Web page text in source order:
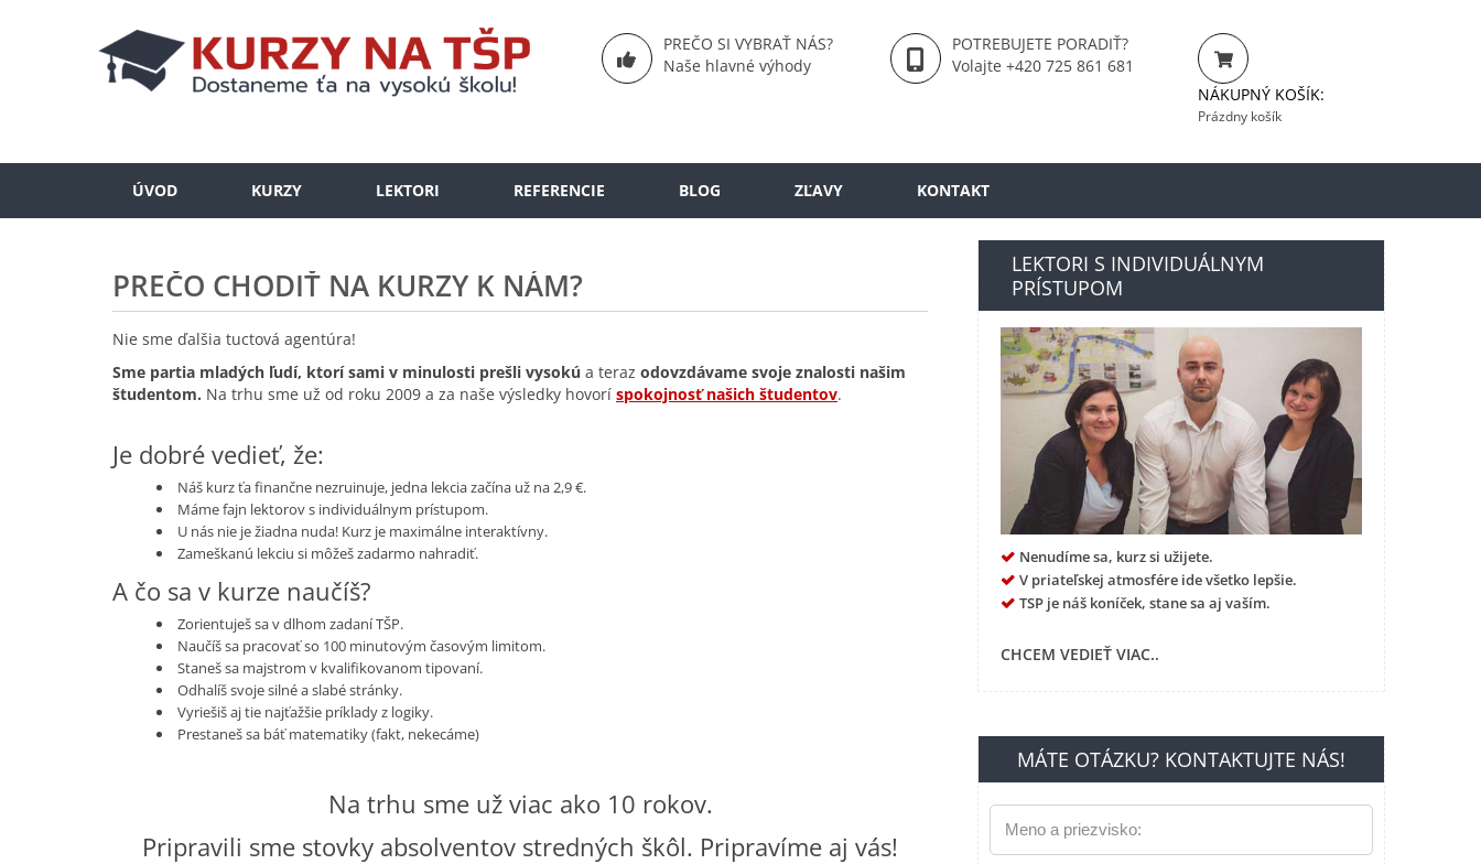
PREČO SI VYBRAŤ NÁS?
Naše hlavné výhody
POTREBUJETE PORADIŤ?
Volajte +420 725 861 681
NÁKUPNÝ KOŠÍK:
Prázdny košík
ÚVOD KURZY LEKTORI REFERENCIE BLOG ZĽAVY KONTAKT
PREČO CHODIŤ NA KURZY K NÁM?
Nie sme ďalšia tuctová agentúra!
Sme partia mladých ľudí, ktorí sami v minulosti prešli vysokú a teraz odovzdávame svoje znalosti našim
študentom. Na trhu sme už od roku 2009 a za naše výsledky hovorí spokojnosť našich študentov.
Je dobré vedieť, že:
Náš kurz ťa finančne nezruinuje, jedna lekcia začína už na 2,9 €.
Máme fajn lektorov s individuálnym prístupom.
U nás nie je žiadna nuda! Kurz je maximálne interaktívny.
Zameškanú lekciu si môžeš zadarmo nahradiť.
A čo sa v kurze naučíš?
Zorientuješ sa v dlhom zadaní TŠP.
Naučíš sa pracovať so 100 minutovým časovým limitom.
Staneš sa majstrom v kvalifikovanom tipovaní.
Odhalíš svoje silné a slabé stránky.
Vyriešiš aj tie najťažšie príklady z logiky.
Prestaneš sa báť matematiky (fakt, nekecáme)
Na trhu sme už viac ako 10 rokov.
Pripravili sme stovky absolventov stredných škôl. Pripravíme aj vás!
LEKTORI S INDIVIDUÁLNYM
PRÍSTUPOM
Nenudíme sa, kurz si užijete.
V priateľskej atmosfére ide všetko lepšie.
TSP je náš koníček, stane sa aj vaším.
CHCEM VEDIEŤ VIAC..
MÁTE OTÁZKU? KONTAKTUJTE NÁS!
Meno a priezvisko: